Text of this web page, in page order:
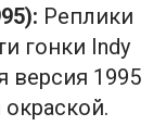
Реплики
гонки Indy
версия 1995